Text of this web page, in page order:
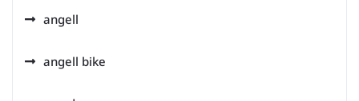
angell
angell bike